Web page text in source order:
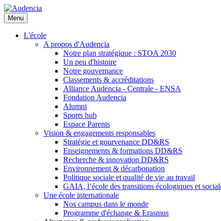
Aller
au
contenu
principal
Menu
L'école
A propos d'Audencia
Notre plan stratégique : STOA 2030
Un peu d'histoire
Notre gouvernance
Classements & accréditations
Alliance Audencia - Centrale - ENSA
Fondation Audencia
Alumni
Sports hub
Espace Parents
Vision & engagements responsables
Stratégie et gourvenance DD&RS
Enseignements & formations DD&RS
Recherche & innovation DD&RS
Environnement & décarbonation
Politique sociale et qualité de vie au travail
GAIA, l’école des transitions écologiques et
Une école internationale
Nos campus dans le monde
Programme d'échange & Erasmus